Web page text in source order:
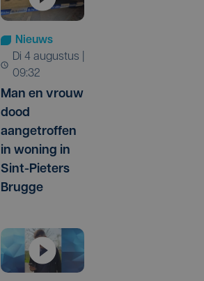
Nieuws
di 4 augustus |
09:32
Man en vrouw
dood
aangetroffen
in woning in
Sint-Pieters
Brugge